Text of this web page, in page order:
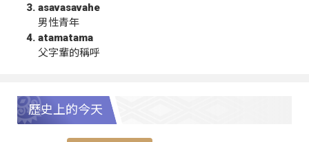
asavasavahe
男性青年
atamatama
父字輩的稱呼
歷史上的今天